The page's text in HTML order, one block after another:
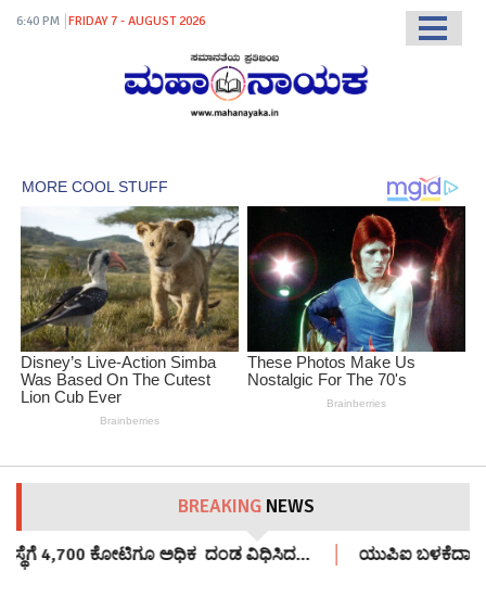
6:40 PM FRIDAY 7 - AUGUST 2026
BREAKING NEWS
ವಿಧಿಸಿದ… ಯುಪಿಐ ಬಳಕೆದಾರರು ಶುಲ್ಕ ಪಾವತಿಸಬೇಕೇ? ಕೇಂದ್ರ